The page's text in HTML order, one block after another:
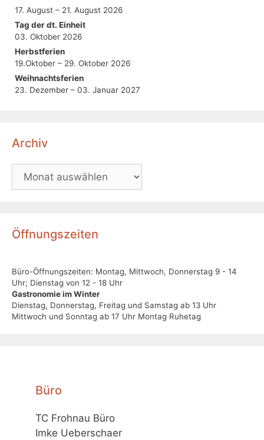
17. August – 21. August 2026
Tag der dt. Einheit
03. Oktober 2026
Herbstferien
19.Oktober – 29. Oktober 2026
Weihnachtsferien
23. Dezember – 03. Januar 2027
Archiv
Öffnungszeiten
Büro-Öffnungszeiten: Montag, Mittwoch, Donnerstag 9 - 14
Uhr; Dienstag von 12 - 18 Uhr
Gastronomie im Winter
Dienstag, Donnerstag, Freitag und Samstag ab 13 Uhr
Mittwoch und Sonntag ab 17 Uhr Montag Ruhetag
Büro
TC Frohnau Büro
Imke Ueberschaer